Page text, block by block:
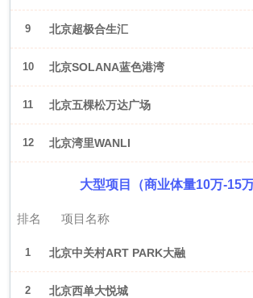
9 北京超极合生汇
10 北京SOLANA蓝色港湾
11 北京五棵松万达广场
12 北京湾里WANLI
大型项目（商业体量10万-15万
排名 项目名称
1 北京中关村ART PARK大融
城
2 北京西单大悦城